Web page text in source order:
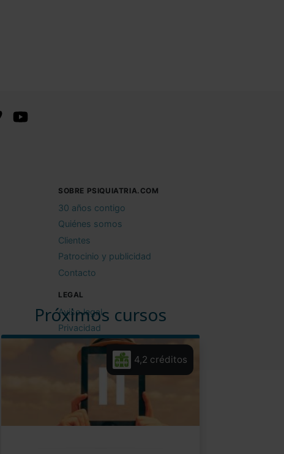
Próximos cursos
4,2 créditos
SOBRE PSIQUIATRIA.COM
30 años contigo
Quiénes somos
Clientes
Patrocinio y publicidad
Contacto
LEGAL
Aviso legal
Privacidad
Cookies
Condiciones de uso